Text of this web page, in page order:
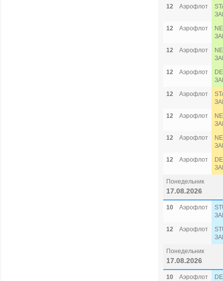
12
Аэрофлот
12
Аэрофлот
12
Аэрофлот
12
Аэрофлот
12
Аэрофлот
12
Аэрофлот
12
Аэрофлот
12
Аэрофлот
Понедельник
17.08.2026
10 Аэрофлот
12
Аэрофлот
Понедельник
17.08.2026
10 Аэрофлот